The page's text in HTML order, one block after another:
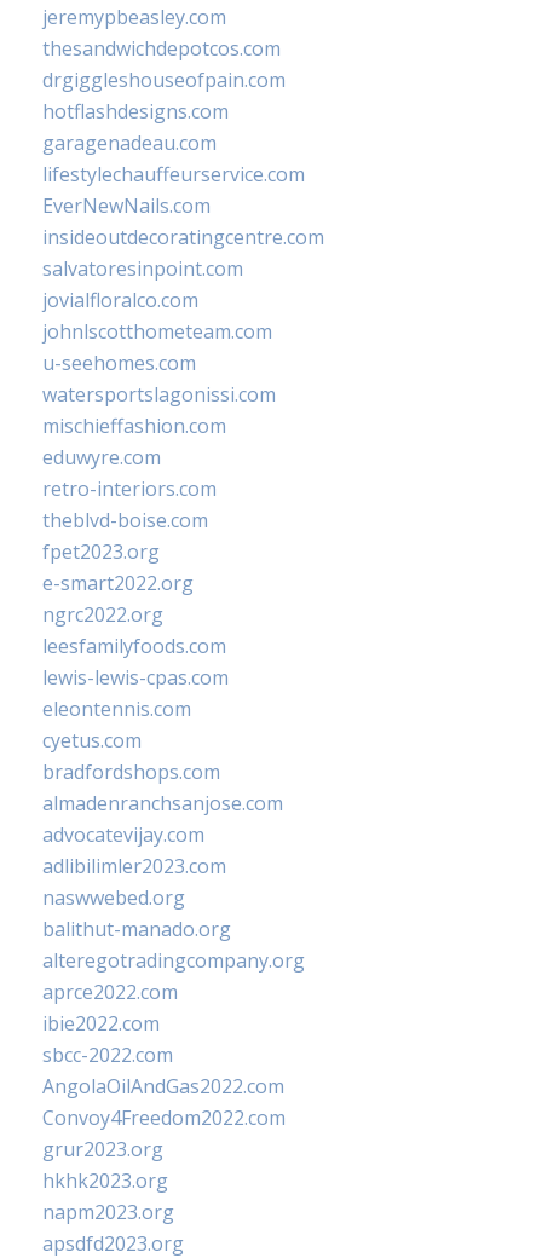
jeremypbeasley.com
thesandwichdepotcos.com
drgiggleshouseofpain.com
hotflashdesigns.com
garagenadeau.com
lifestylechauffeurservice.com
EverNewNails.com
insideoutdecoratingcentre.com
salvatoresinpoint.com
jovialfloralco.com
johnlscotthometeam.com
u-seehomes.com
watersportslagonissi.com
mischieffashion.com
eduwyre.com
retro-interiors.com
theblvd-boise.com
fpet2023.org
e-smart2022.org
ngrc2022.org
leesfamilyfoods.com
lewis-lewis-cpas.com
eleontennis.com
cyetus.com
bradfordshops.com
almadenranchsanjose.com
advocatevijay.com
adlibilimler2023.com
naswwebed.org
balithut-manado.org
alteregotradingcompany.org
aprce2022.com
ibie2022.com
sbcc-2022.com
AngolaOilAndGas2022.com
Convoy4Freedom2022.com
grur2023.org
hkhk2023.org
napm2023.org
apsdfd2023.org